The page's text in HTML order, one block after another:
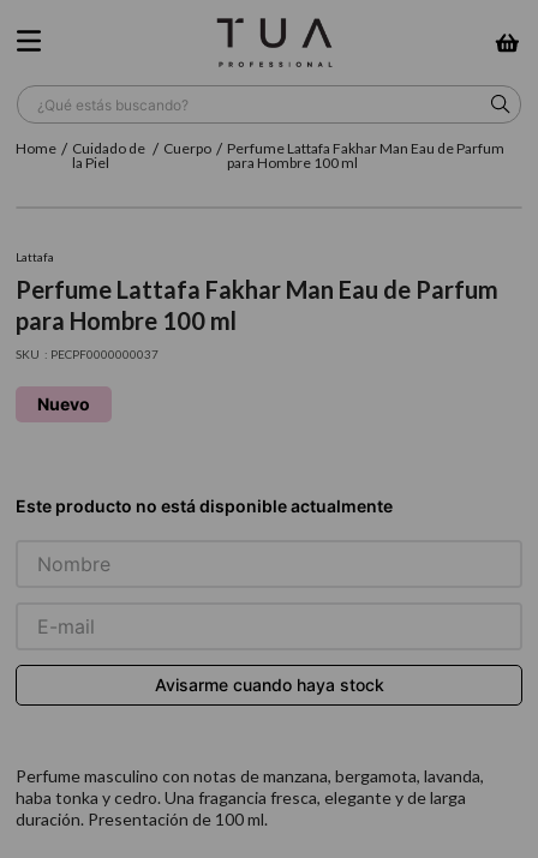
¿Qué estás buscando?
Cuidado de
la Piel
Cuerpo
Perfume Lattafa Fakhar Man Eau de Parfum
para Hombre 100 ml
Lattafa
Perfume Lattafa Fakhar Man Eau de Parfum
para Hombre 100 ml
: PECPF0000000037
Nuevo
Perfume masculino con notas de manzana, bergamota, lavanda,
haba tonka y cedro. Una fragancia fresca, elegante y de larga
duración. Presentación de 100 ml.
TÉRMINOS MÁS BUSCADOS
3 . farmavita
5. cepillo
6. gama
8. loreal